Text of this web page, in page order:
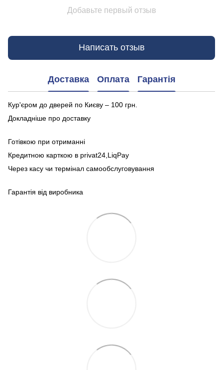
Добавьте первый отзыв
Написать отзыв
Доставка Оплата Гарантія
Кур'єром до дверей по Києву – 100 грн.
Докладніше про доставку
Готівкою при отриманні
Кредитною карткою в privat24,LiqPay
Через касу чи термінал самообслуговування
Гарантія від виробника